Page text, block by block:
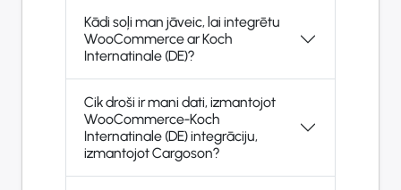
Kādi soļi man jāveic, lai integrētu
WooCommerce ar Koch
Internatinale (DE)?
Cik droši ir mani dati, izmantojot
WooCommerce-Koch
Internatinale (DE) integrāciju,
izmantojot Cargoson?